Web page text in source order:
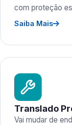
com proteção
Saiba Mais
Translado
Vai mudar de